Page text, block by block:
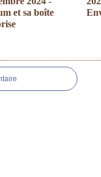
et sa boîte